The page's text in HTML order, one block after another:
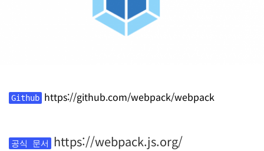
Github https://github.com/webpack/webpack
공식 문서 https://webpack.js.org/